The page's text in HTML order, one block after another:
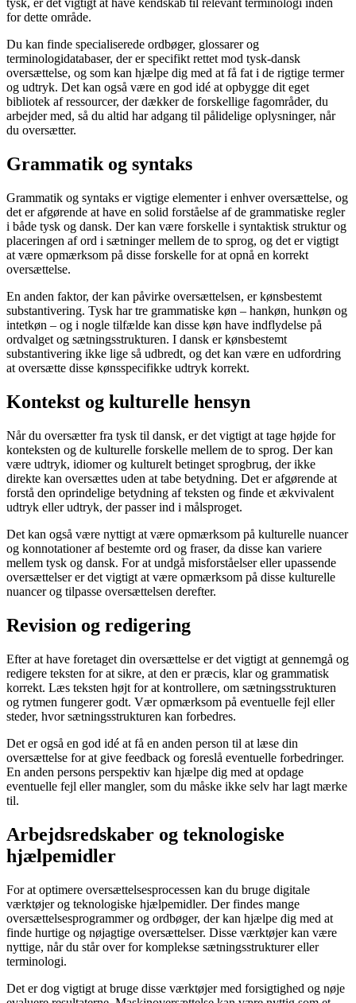
tysk, er det vigtigt at have kendskab til relevant terminologi inden
for dette område.
Du kan finde specialiserede ordbøger, glossarer og
terminologidatabaser, der er specifikt rettet mod tysk-dansk
oversættelse, og som kan hjælpe dig med at få fat i de rigtige termer
og udtryk. Det kan også være en god idé at opbygge dit eget
bibliotek af ressourcer, der dækker de forskellige fagområder, du
arbejder med, så du altid har adgang til pålidelige oplysninger, når
du oversætter.
Grammatik og syntaks
Grammatik og syntaks er vigtige elementer i enhver oversættelse, og
det er afgørende at have en solid forståelse af de grammatiske regler
i både tysk og dansk. Der kan være forskelle i syntaktisk struktur og
placeringen af ord i sætninger mellem de to sprog, og det er vigtigt
at være opmærksom på disse forskelle for at opnå en korrekt
oversættelse.
En anden faktor, der kan påvirke oversættelsen, er kønsbestemt
substantivering. Tysk har tre grammatiske køn – hankøn, hunkøn og
intetkøn – og i nogle tilfælde kan disse køn have indflydelse på
ordvalget og sætningsstrukturen. I dansk er kønsbestemt
substantivering ikke lige så udbredt, og det kan være en udfordring
at oversætte disse kønsspecifikke udtryk korrekt.
Kontekst og kulturelle hensyn
Når du oversætter fra tysk til dansk, er det vigtigt at tage højde for
konteksten og de kulturelle forskelle mellem de to sprog. Der kan
være udtryk, idiomer og kulturelt betinget sprogbrug, der ikke
direkte kan oversættes uden at tabe betydning. Det er afgørende at
forstå den oprindelige betydning af teksten og finde et ækvivalent
udtryk eller udtryk, der passer ind i målsproget.
Det kan også være nyttigt at være opmærksom på kulturelle nuancer
og konnotationer af bestemte ord og fraser, da disse kan variere
mellem tysk og dansk. For at undgå misforståelser eller upassende
oversættelser er det vigtigt at være opmærksom på disse kulturelle
nuancer og tilpasse oversættelsen derefter.
Revision og redigering
Efter at have foretaget din oversættelse er det vigtigt at gennemgå og
redigere teksten for at sikre, at den er præcis, klar og grammatisk
korrekt. Læs teksten højt for at kontrollere, om sætningsstrukturen
og rytmen fungerer godt. Vær opmærksom på eventuelle fejl eller
steder, hvor sætningsstrukturen kan forbedres.
Det er også en god idé at få en anden person til at læse din
oversættelse for at give feedback og foreslå eventuelle forbedringer.
En anden persons perspektiv kan hjælpe dig med at opdage
eventuelle fejl eller mangler, som du måske ikke selv har lagt mærke
til.
Arbejdsredskaber og teknologiske
hjælpemidler
For at optimere oversættelsesprocessen kan du bruge digitale
værktøjer og teknologiske hjælpemidler. Der findes mange
oversættelsesprogrammer og ordbøger, der kan hjælpe dig med at
finde hurtige og nøjagtige oversættelser. Disse værktøjer kan være
nyttige, når du står over for komplekse sætningsstrukturer eller
terminologi.
Det er dog vigtigt at bruge disse værktøjer med forsigtighed og nøje